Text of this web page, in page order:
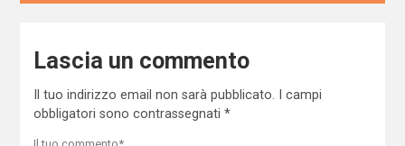
Lascia un commento
Il tuo indirizzo email non sarà pubblicato.
I campi
obbligatori sono contrassegnati *